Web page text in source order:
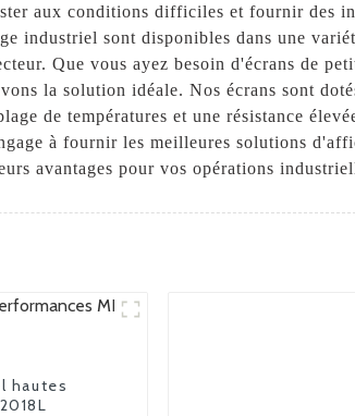
aux conditions difficiles et fournir des
industriel sont disponibles dans une
Que vous ayez besoin d'écrans de
la solution idéale. Nos écrans sont
de températures et une résistance
à fournir les meilleures solutions
avantages pour vos opérations
hautes